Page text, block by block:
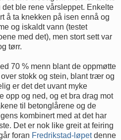
ble rene vårsleppet. Enkelte
å ta knekken på isen ennå og
og iskaldt vann (testet
med det), men stort sett var
tørr.
70 % menn blant de oppmøtte
stokk og stein, blant trær og
er det det uvant myke
opp og ned, og et bra drag mot
til betonglårene og de
kombinert med at det har
Det er nok like greit at feiring
foran Fredrikstad-løpetdenne